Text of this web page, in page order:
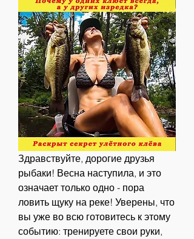
Здравствуйте, дорогие друзья
рыбаки! Весна наступила, и это
означает только одно - пора
ловить щуку на реке! Уверены, что
вы уже во всю готовитесь к этому
событию: тренируете свои руки,